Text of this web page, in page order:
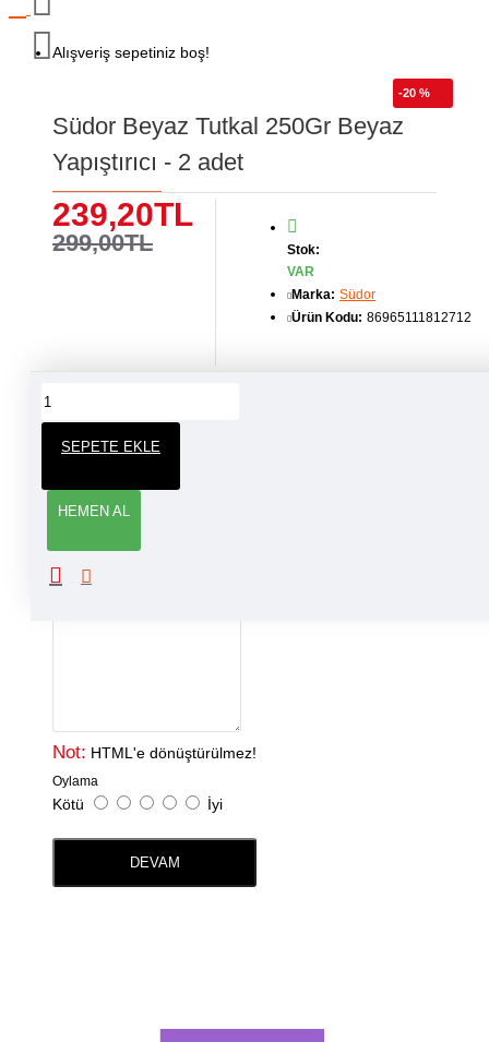
Alışveriş sepetiniz boş!
-20 %
Südor Beyaz Tutkal 250Gr Beyaz
Yapıştırıcı - 2 adet
239,20TL
299,00TL
Stok:
VAR
Marka: Südor
Ürün Kodu: 86965111812712
SEPETE EKLE
HEMEN AL
ÜRÜN YORUMLARI
Not: HTML'e dönüştürülmez!
Oylama
Kötü İyi
DEVAM